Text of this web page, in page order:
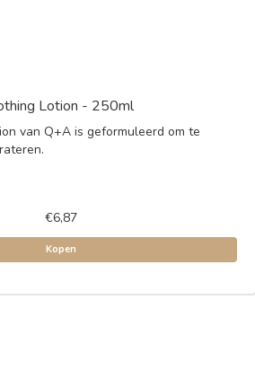
Lotion - 250ml
van Q+A is geformuleerd om te
€6,87
Kopen